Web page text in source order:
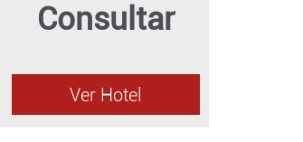
Consultar
Ver Hotel